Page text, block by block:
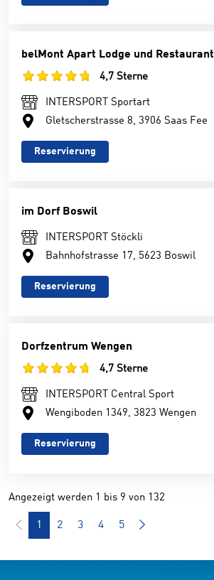
belMont Apart Lodge und Restaurant
4,7 Sterne
INTERSPORT Sportart
Gletscherstrasse 8, 3906 Saas Fee
Reservierung
im Dorf Boswil
INTERSPORT Stöckli
Bahnhofstrasse 17, 5623 Boswil
Reservierung
Dorfzentrum Wengen
4,7 Sterne
INTERSPORT Central Sport
Wengiboden 1349, 3823 Wengen
Reservierung
Angezeigt werden 1 bis 9 von 132
1 2 3 4 5